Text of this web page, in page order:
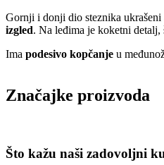
Gornji i donji dio steznika ukrašeni
izgled. Na leđima je koketni detalj,
Ima podesivo kopčanje u
Značajke proizvoda
Što kažu naši zadovoljni